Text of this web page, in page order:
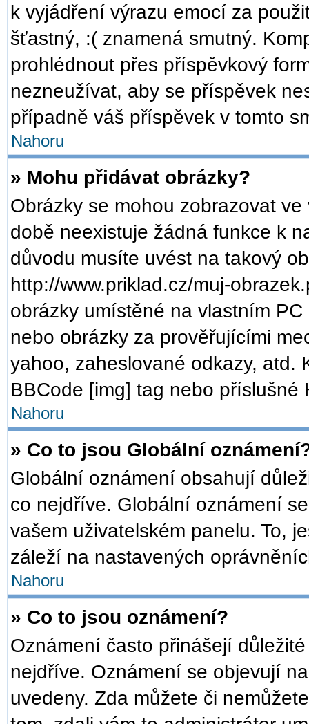
k vyjádření výrazu emocí za
šťastný, :( znamená smutný.
prohlédnout přes příspěvkový
nezneužívat, aby se příspěvek
případně váš příspěvek v tomto
Nahoru
» Mohu přidávat obrázky?
Obrázky se mohou zobrazovat
době neexistuje žádná funkce k
důvodu musíte uvést na takový
http://www.priklad.cz/muj-
obrázky umístěné na vlastním
nebo obrázky za prověřujícími
yahoo, zaheslované odkazy, atd.
BBCode [img] tag nebo příslušné
Nahoru
» Co to jsou Globální
Globální oznámení obsahují
co nejdříve. Globální oznámení
vašem uživatelském panelu. To,
záleží na nastavených
Nahoru
» Co to jsou oznámení?
Oznámení často přinášejí
nejdříve. Oznámení se objevují
uvedeny. Zda můžete či